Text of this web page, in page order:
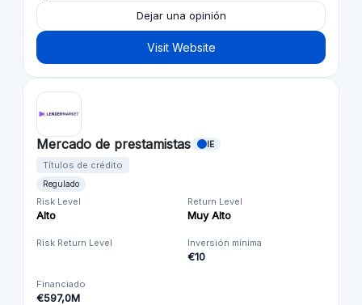
Dejar una opinión
Visit Website
Mercado de prestamistas IE
Títulos de crédito
Regulado
Risk Level
Alto
Return Level
Muy Alto
Risk Return Level Inversión mínima
€10
Financiado
€597,0M